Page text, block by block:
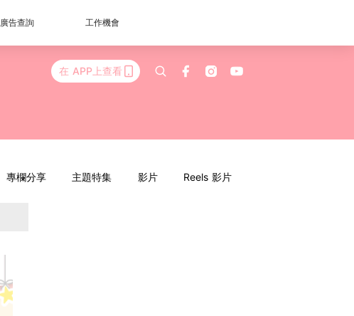
廣告查詢 工作機會
在 APP上查看
專欄分享 主題特集 影片 Reels 影片